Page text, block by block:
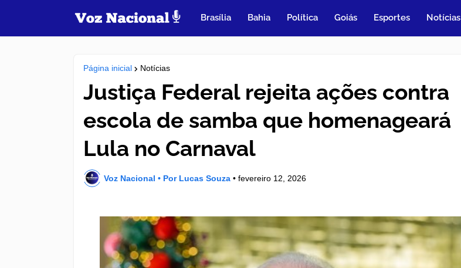
Brasília Bahia Política Goiás Esportes Notícias
Página inicial Notícias
Justiça Federal rejeita ações contra
escola de samba que homenageará
Lula no Carnaval
Voz Nacional • Por Lucas Souza • fevereiro 12, 2026